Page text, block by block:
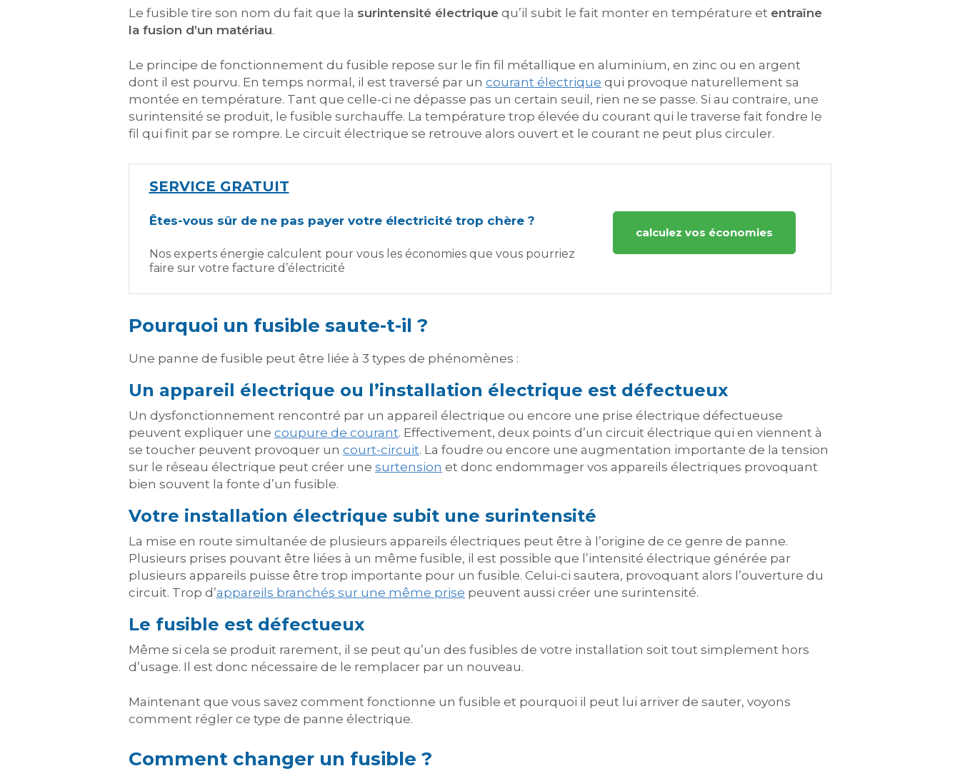
Le fusible tire son nom du fait que la surintensité électrique qu’il subit le fait monter en température et entraîne
la fusion d’un matériau.
Le principe de fonctionnement du fusible repose sur le fin fil métallique en aluminium, en zinc ou en argent
dont il est pourvu. En temps normal, il est traversé par un courant électrique qui provoque naturellement sa
montée en température. Tant que celle-ci ne dépasse pas un certain seuil, rien ne se passe. Si au contraire, une
surintensité se produit, le fusible surchauffe. La température trop élevée du courant qui le traverse fait fondre le
fil qui finit par se rompre. Le circuit électrique se retrouve alors ouvert et le courant ne peut plus circuler.
SERVICE GRATUIT
Êtes-vous sûr de ne pas payer votre électricité trop chère ?
Nos experts énergie calculent pour vous les économies que vous pourriez
faire sur votre facture d’électricité
calculez vos économies
Pourquoi un fusible saute-t-il ?
Une panne de fusible peut être liée à 3 types de phénomènes :
Un appareil électrique ou l’installation électrique est défectueux
Un dysfonctionnement rencontré par un appareil électrique ou encore une prise électrique défectueuse
peuvent expliquer une coupure de courant. Effectivement, deux points d’un circuit électrique qui en viennent à
se toucher peuvent provoquer un court-circuit. La foudre ou encore une augmentation importante de la tension
sur le réseau électrique peut créer une surtension et donc endommager vos appareils électriques provoquant
bien souvent la fonte d’un fusible.
Votre installation électrique subit une surintensité
La mise en route simultanée de plusieurs appareils électriques peut être à l’origine de ce genre de panne.
Plusieurs prises pouvant être liées à un même fusible, il est possible que l’intensité électrique générée par
plusieurs appareils puisse être trop importante pour un fusible. Celui-ci sautera, provoquant alors l’ouverture du
circuit. Trop d’appareils branchés sur une même prise peuvent aussi créer une surintensité.
Le fusible est défectueux
Même si cela se produit rarement, il se peut qu’un des fusibles de votre installation soit tout simplement hors
d’usage. Il est donc nécessaire de le remplacer par un nouveau.
Maintenant que vous savez comment fonctionne un fusible et pourquoi il peut lui arriver de sauter, voyons
comment régler ce type de panne électrique.
Comment changer un fusible ?